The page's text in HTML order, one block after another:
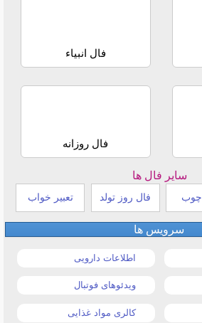
فال انبیاء
فال روزانه
سایر فال ها
چوب فال روز تولد تعبیر خواب
سرویس ها
اطلاعات دارویی
ویدئوهای فوتبال
کالری مواد غذایی